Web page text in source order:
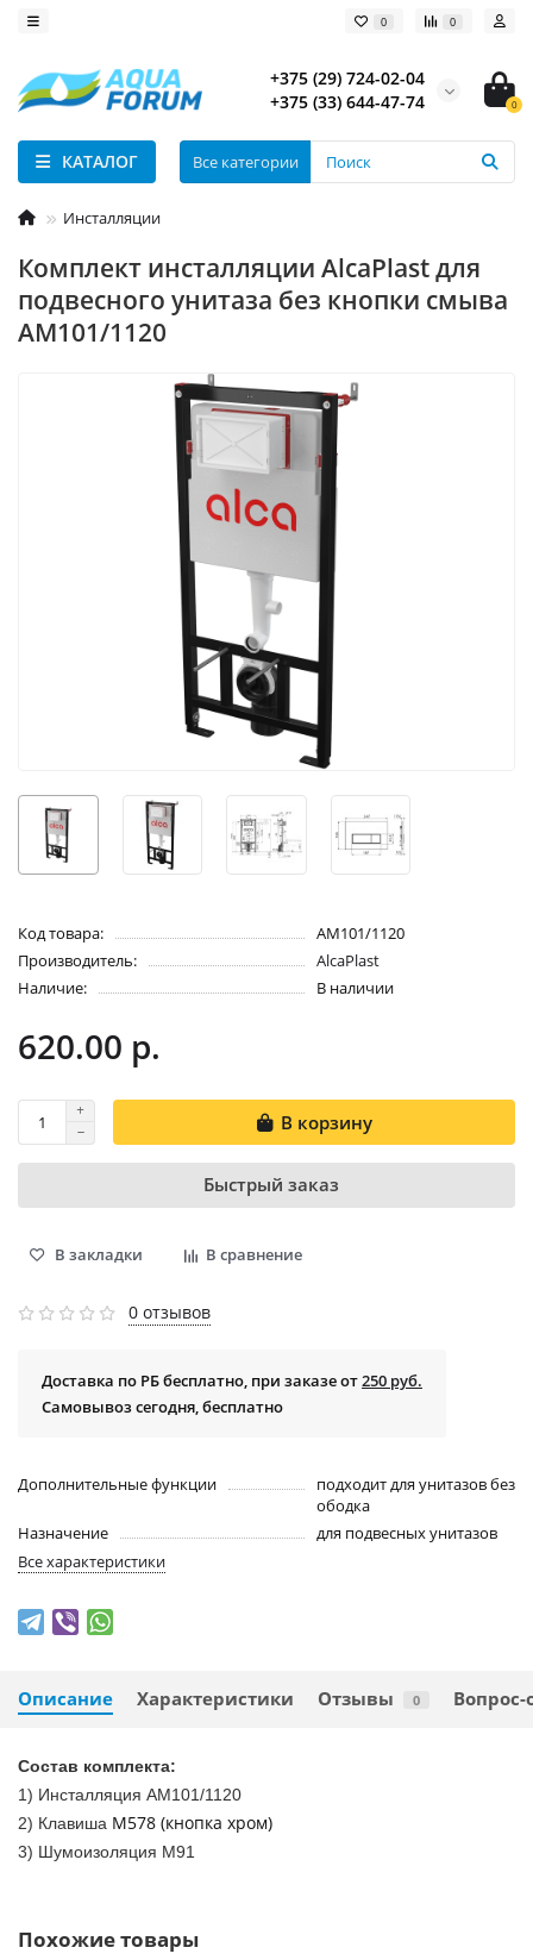
0 0
+375 (29) 724-02-04
+375 (33) 644-47-74
0
КАТАЛОГ Все категории
Инсталляции
Комплект инсталляции AlcaPlast для
подвесного унитаза без кнопки смыва
AM101/1120
Код товара:
AM101/1120
Производитель:
AlcaPlast
Наличие:
В наличии
620.00 р.
В корзину
Быстрый заказ
В закладки В сравнение
0 отзывов
Доставка по РБ бесплатно, при заказе от250 руб.
Самовывоз сегодня, бесплатно
Дополнительные функции
подходит для унитазов без
ободка
Назначение
для подвесных унитазов
Все характеристики
Описание Характеристики Отзывы 0 Вопрос-
Состав комплекта:
1) Инсталляция AM101/1120
2) Клавиша M578 (кнопка хром)
3) Шумоизоляция M91
Похожие товары